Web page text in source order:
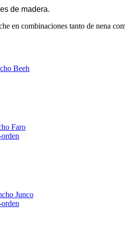
de madera.
en combinaciones tanto de nena